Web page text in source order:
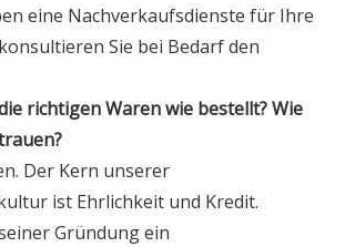
eine Nachverkaufsdienste für Ihre
Sie bei Bedarf den
richtigen Waren wie bestellt? Wie
Der Kern unserer
ist Ehrlichkeit und Kredit.
Gründung ein